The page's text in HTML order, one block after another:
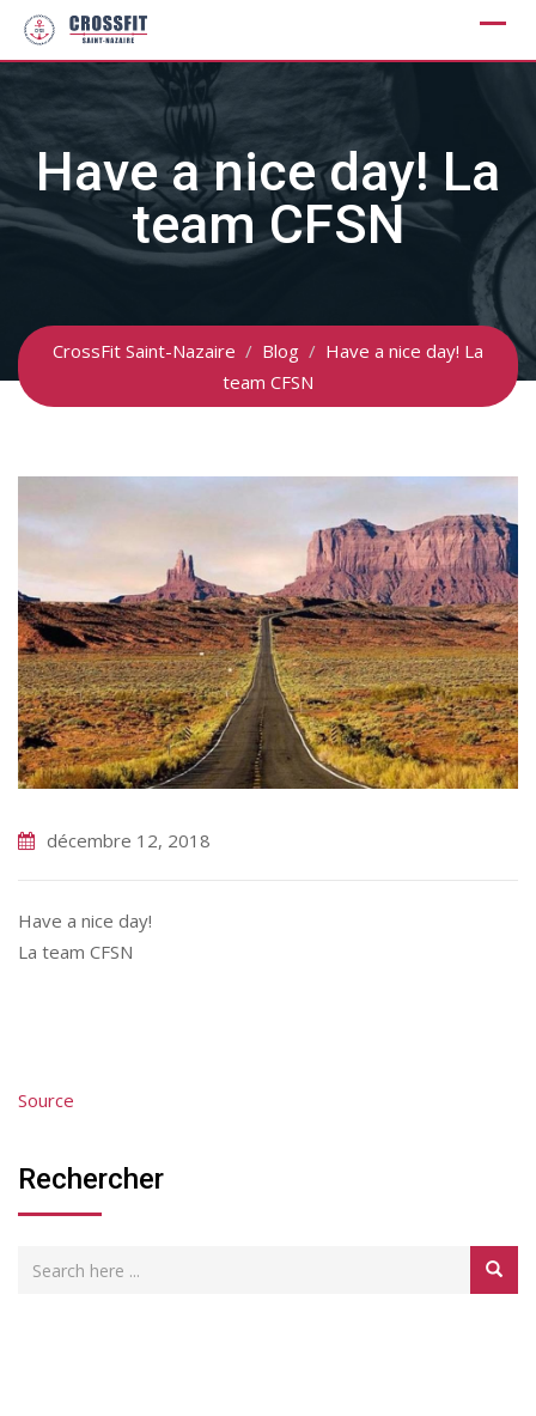
Skip
content
Have a nice day! La
team CFSN
CrossFit Saint-Nazaire / Blog / Have a nice day! La
team CFSN
décembre 12, 2018
Have a nice day!
La team CFSN
Source
Rechercher